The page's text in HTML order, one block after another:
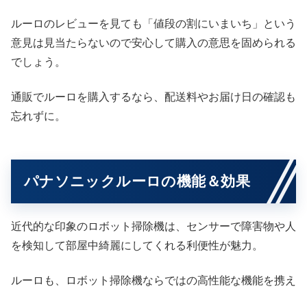
ルーロのレビューを見ても「値段の割にいまいち」という
意見は見当たらないので安心して購入の意思を固められる
でしょう。
通販でルーロを購入するなら、配送料やお届け日の確認も
忘れずに。
パナソニックルーロの機能＆効果
近代的な印象のロボット掃除機は、センサーで障害物や人
を検知して部屋中綺麗にしてくれる利便性が魅力。
ルーロも、ロボット掃除機ならではの高性能な機能を携え